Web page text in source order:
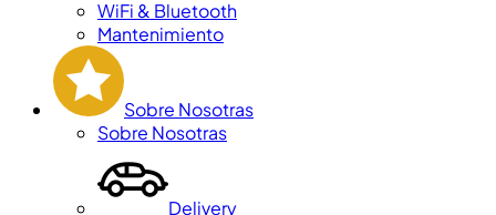
WiFi & Bluetooth
Mantenimiento
Sobre Nosotras
Sobre Nosotras
Delivery